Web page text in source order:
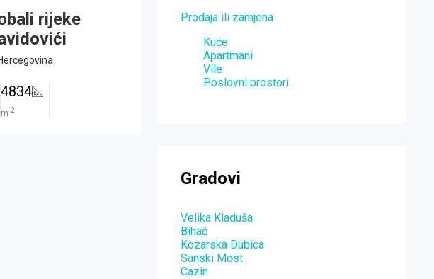
rijeke
4834
m 2
Prodaja ili zamjena
Kuće
Apartmani
Vile
Poslovni prostori
Gradovi
Velika Kladuša
Bihać
Kozarska Dubica
Sanski Most
Cazin